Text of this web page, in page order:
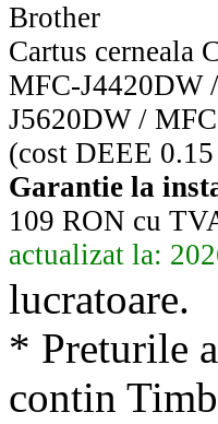
Brother
Cartus cerneala
MFC-J4420DW
J5620DW /
(cost DEEE
Garantie la
109 RON cu
actualizat la:
lucratoare.
* Preturile
contin